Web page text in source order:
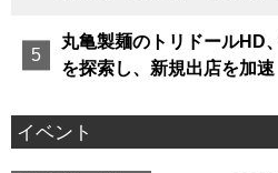
丸亀製麺のトリドールHD
を探索し、新規出店を加速
イベント